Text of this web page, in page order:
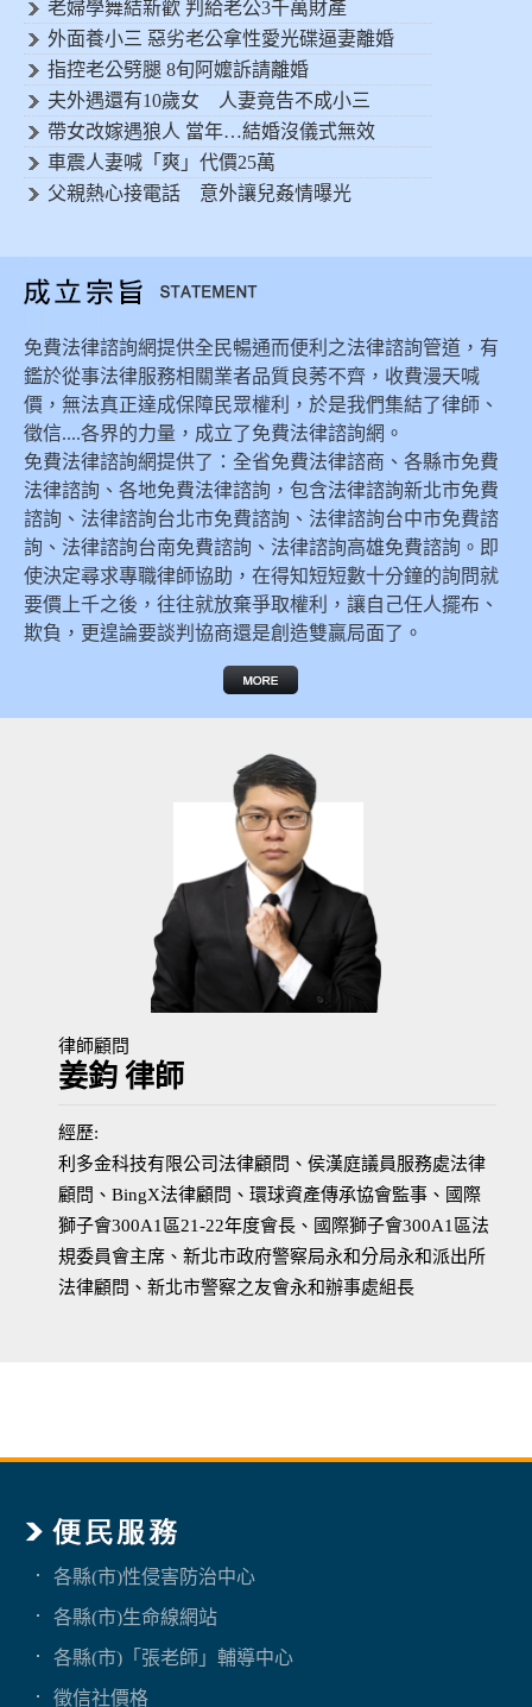
老婦學舞結新歡 判給老公3千萬財產
外面養小三 惡劣老公拿性愛光碟逼妻離婚
指控老公劈腿 8旬阿嬤訴請離婚
夫外遇還有10歲女 人妻竟告不成小三
帶女改嫁遇狼人 當年…結婚沒儀式無效
車震人妻喊「爽」代價25萬
父親熱心接電話 意外讓兒姦情曝光
免費法律諮詢網提供全民暢通而便利之法律諮詢管道，有
鑑於從事法律服務相關業者品質良莠不齊，收費漫天喊
價，無法真正達成保障民眾權利，於是我們集結了律師、
徵信....各界的力量，成立了免費法律諮詢網。
免費法律諮詢網提供了：全省免費法律諮商、各縣市免費
法律諮詢、各地免費法律諮詢，包含法律諮詢新北市免費
諮詢、法律諮詢台北市免費諮詢、法律諮詢台中市免費諮
詢、法律諮詢台南免費諮詢、法律諮詢高雄免費諮詢。即
使決定尋求專職律師協助，在得知短短數十分鐘的詢問就
要價上千之後，往往就放棄爭取權利，讓自己任人擺布、
欺負，更遑論要談判協商還是創造雙贏局面了。
律師顧問
姜鈞 律師
經歷:
利多金科技有限公司法律顧問、侯漢庭議員服務處法律
顧問、BingX法律顧問、環球資產傳承協會監事、國際
獅子會300A1區21-22年度會長、國際獅子會300A1區法
規委員會主席、新北市政府警察局永和分局永和派出所
法律顧問、新北市警察之友會永和辦事處組長
各縣(市)性侵害防治中心
各縣(市)生命線網站
各縣(市)「張老師」輔導中心
徵信社價格